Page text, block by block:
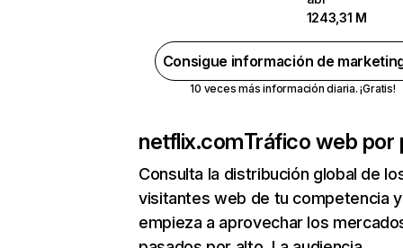
1243,31 M
Consigue información de
10 veces más información diaria. ¡Gratis!
netflix.comTráfico web por
Consulta la distribución global de
visitantes web de tu competencia y
empieza a aprovechar los